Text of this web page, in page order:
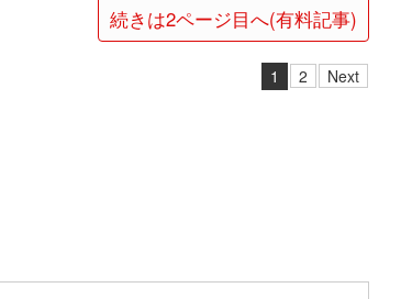
続きは2ページ目へ(有料記事)
1 2 Next